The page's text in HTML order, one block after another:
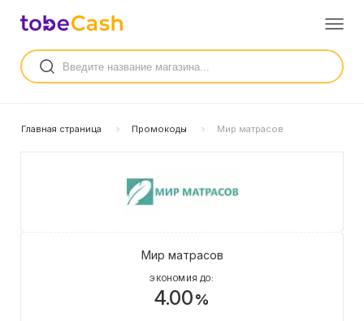
Главная страница Промокоды Мир матрасов
Мир матрасов
ЭКОНОМИЯ ДО:
4.00%